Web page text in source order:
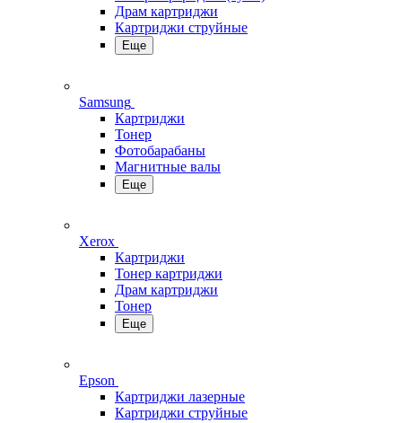
Драм картриджи
Картриджи струйные
Еще
Samsung
Картриджи
Тонер
Фотобарабаны
Магнитные валы
Еще
Xerox
Картриджи
Тонер картриджи
Драм картриджи
Тонер
Еще
Epson
Картриджи лазерные
Картриджи струйные